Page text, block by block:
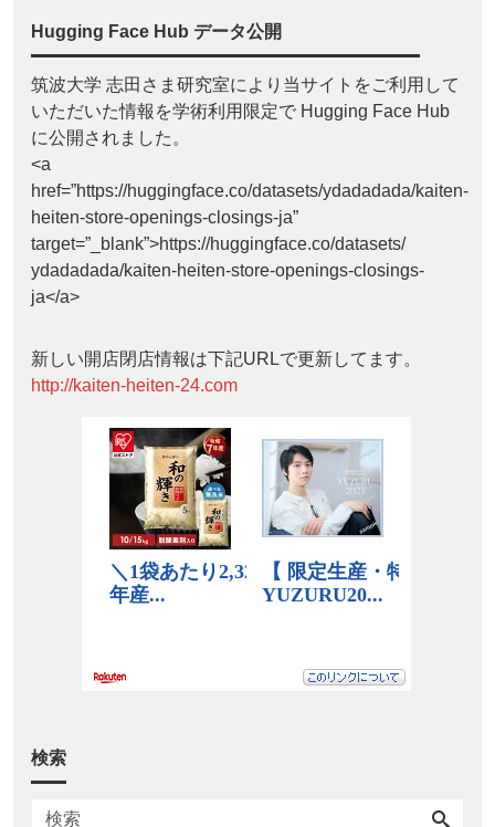
Hugging Face Hub データ公開
筑波大学 志田さま研究室により当サイトをご利用して
いただいた情報を学術利用限定で Hugging Face Hub
に公開されました。
<a
href=”https://huggingface.co/datasets/ydadadada/kaiten-
heiten-store-openings-closings-ja”
target=”_blank”>https://huggingface.co/datasets/
ydadadada/kaiten-heiten-store-openings-closings-
ja</a>
新しい開店閉店情報は下記URLで更新してます。
http://kaiten-heiten-24.com
検索